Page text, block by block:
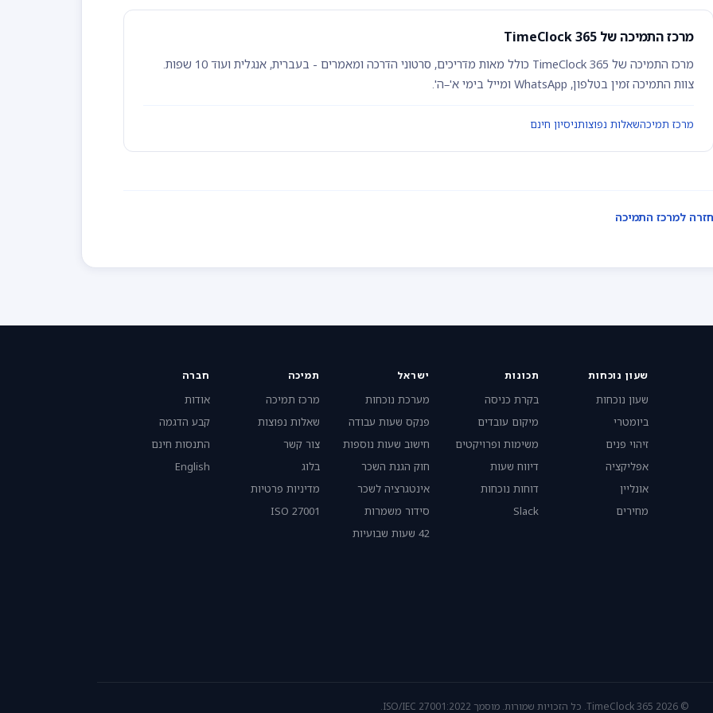
מרכז התמיכה של TimeClock 365
מרכז התמיכה של TimeClock 365 כולל מאות מדריכים, סרטוני הדרכה ומאמרים - בעברית, אנגלית ועוד 10 שפות.
צוות התמיכה זמין בטלפון, WhatsApp ומייל בימי א'–ה'.
מרכז תמיכהשאלות נפוצותניסיון חינם
חזרה למרכז התמיכה
שעון נוכחות
שעון נוכחות
ביומטרי
זיהוי פנים
אפליקציה
אונליין
מחירים
תכונות
בקרת כניסה
מיקום עובדים
משימות ופרויקטים
דיווח שעות
דוחות נוכחות
Slack
ישראל
מערכת נוכחות
פנקס שעות עבודה
חישוב שעות נוספות
חוק הגנת השכר
אינטגרציה לשכר
סידור משמרות
42 שעות שבועיות
תמיכה
מרכז תמיכה
שאלות נפוצות
צור קשר
בלוג
מדיניות פרטיות
ISO 27001
חברה
אודות
קבע הדגמה
התנסות חינם
English
© 2026 TimeClock 365. כל הזכויות שמורות. מוסמך ISO/IEC 27001:2022.